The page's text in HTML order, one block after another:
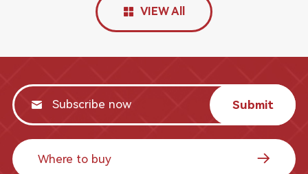
VIEW All
Submit
Where to buy